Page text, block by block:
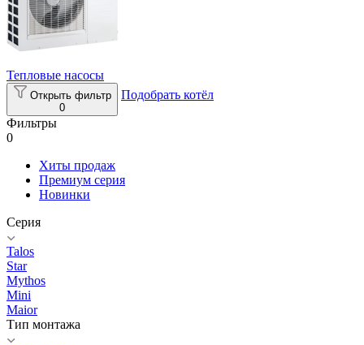
Тепловые насосы
Открыть фильтр
0
Подобрать котёл
Фильтры
0
Хиты продаж
Премиум серия
Новинки
Серия
Talos
Star
Mythos
Mini
Maior
Тип монтажа